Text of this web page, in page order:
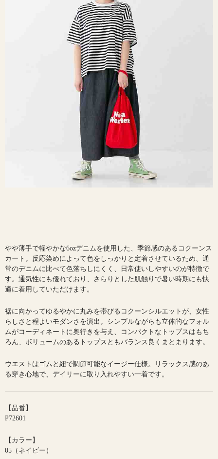
やや薄手で軽やかな6ozデニムを使用した、季節感のあるコクーンス
カート。反応染めによって色をしっかりと定着させているため、通
常のデニムに比べて色落ちしにくく、日常使いしやすいのが特徴で
す。通気性にも優れており、さらりとした肌触りで暑い時期にも快
適に着用していただけます。
裾に向かってゆるやかに丸みを帯びるコクーンシルエットが、女性
らしさと程よいモダンさを演出。シンプルながらも立体的なフォル
ムがコーディネートに奥行きを与え、コンパクトなトップスはもち
ろん、ボリュームのあるトップスともバランス良くまとまります。
ウエストはゴムと紐で調節可能なイージー仕様。リラックス感のあ
る穿き心地で、デイリーに取り入れやすい一着です。
【品番】
P72601
【カラー】
05（ネイビー）